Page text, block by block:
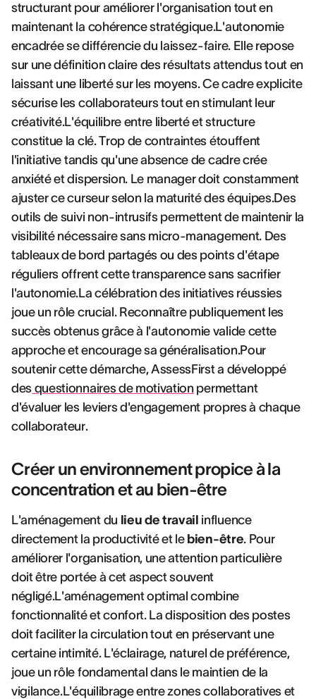
structurant pour améliorer l'organisation tout en
maintenant la cohérence stratégique.L'autonomie
encadrée se différencie du laissez-faire. Elle repose
sur une définition claire des résultats attendus tout en
laissant une liberté sur les moyens. Ce cadre explicite
sécurise les collaborateurs tout en stimulant leur
créativité.L'équilibre entre liberté et structure
constitue la clé. Trop de contraintes étouffent
l'initiative tandis qu'une absence de cadre crée
anxiété et dispersion. Le manager doit constamment
ajuster ce curseur selon la maturité des équipes.Des
outils de suivi non-intrusifs permettent de maintenir la
visibilité nécessaire sans micro-management. Des
tableaux de bord partagés ou des points d'étape
réguliers offrent cette transparence sans sacrifier
l'autonomie.La célébration des initiatives réussies
joue un rôle crucial. Reconnaître publiquement les
succès obtenus grâce à l'autonomie valide cette
approche et encourage sa généralisation.Pour
soutenir cette démarche, AssessFirst a développé
des questionnaires de motivationpermettant
d'évaluer les leviers d'engagement propres à chaque
collaborateur.
Créer un environnement propice à la
concentration et au bien-être
L'aménagement du lieu de travail influence
directement la productivité et le bien-être. Pour
améliorer l'organisation, une attention particulière
doit être portée à cet aspect souvent
négligé.L'aménagement optimal combine
fonctionnalité et confort. La disposition des postes
doit faciliter la circulation tout en préservant une
certaine intimité. L'éclairage, naturel de préférence,
joue un rôle fondamental dans le maintien de la
vigilance.L'équilibrage entre zones collaboratives et